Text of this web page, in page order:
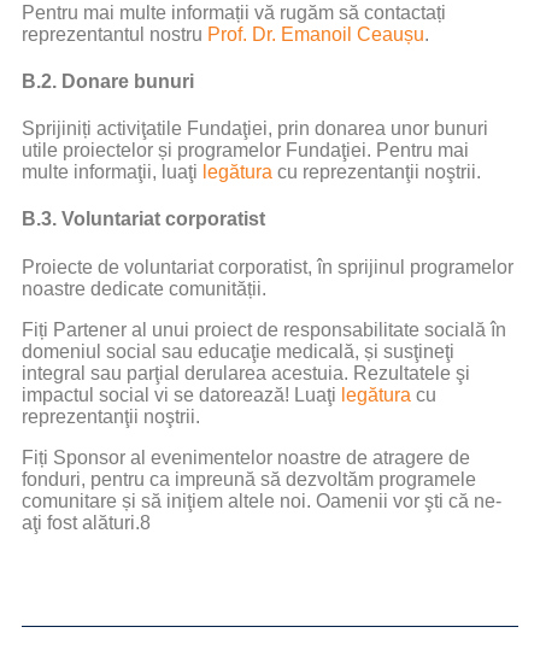
Pentru mai multe informații vă rugăm să contactați
reprezentantul nostru Prof. Dr. Emanoil Ceaușu.
B.2. Donare bunuri
Sprijiniți activiţatile Fundaţiei, prin donarea unor bunuri
utile proiectelor și programelor Fundaţiei. Pentru mai
multe informaţii, luaţi legătura cu reprezentanţii noştrii.
B.3. Voluntariat corporatist
Proiecte de voluntariat corporatist, în sprijinul programelor
noastre dedicate comunității.
Fiți Partener al unui proiect de responsabilitate socială în
domeniul social sau educaţie medicală, și susţineţi
integral sau parţial derularea acestuia. Rezultatele şi
impactul social vi se datorează! Luaţi legătura cu
reprezentanţii noştrii.
Fiți Sponsor al evenimentelor noastre de atragere de
fonduri, pentru ca impreună să dezvoltăm programele
comunitare și să iniţiem altele noi. Oamenii vor şti că ne-
aţi fost alături.8